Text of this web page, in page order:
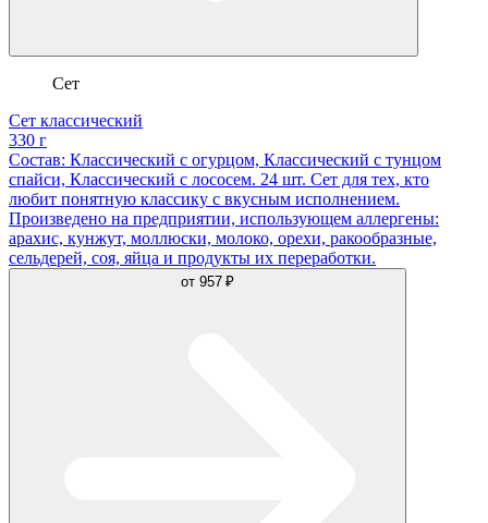
Сет
Сет классический
330 г
Состав: Классический с огурцом, Классический с тунцом
спайси, Классический с лососем. 24 шт. Сет для тех, кто
любит понятную классику с вкусным исполнением.
Произведено на предприятии, использующем аллергены:
арахис, кунжут, моллюски, молоко, орехи, ракообразные,
сельдерей, соя, яйца и продукты их переработки.
от 957 ₽